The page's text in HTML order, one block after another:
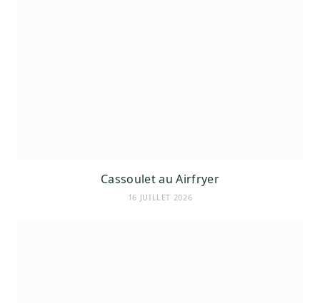
Cassoulet au Airfryer
16 JUILLET 2026